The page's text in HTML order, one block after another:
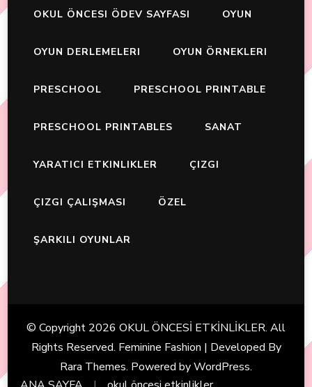
OKUL ÖNCESI ÖDEV SAYFASI OYUN
OYUN DERLEMELERI OYUN ÖRNEKLERI
PRESCHOOL PRESCHOOL PRINTABLE
PRESCHOOL PRINTABLES SANAT
YARATICI ETKINLIKLER ÇIZGI
ÇIZGI ÇALIŞMASI ÖZEL
ŞARKILI OYUNLAR
© Copyright 2026 OKUL ÖNCESİ ETKİNLİKLER. All
Rights Reserved. Feminine Fashion | Developed By
Rara Themes. Powered byWordPress.